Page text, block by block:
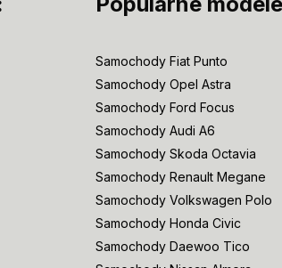
Samochody Fiat Punto
Samochody Opel Astra
Samochody Ford Focus
Samochody Audi A6
Samochody Skoda Octavia
Samochody Renault Megane
Samochody Volkswagen Polo
Samochody Honda Civic
Samochody Daewoo Tico